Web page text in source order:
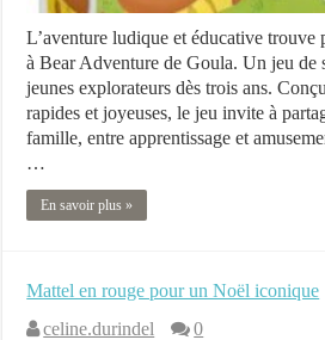
L’aventure ludique et éducative trouve
à Bear Adventure de Goula. Un jeu de
jeunes explorateurs dès trois ans.
rapides et joyeuses, le jeu invite à
famille, entre apprentissage et
…
En savoir plus »
Mattel en rouge pour un Noël iconique
celine.durindel
0